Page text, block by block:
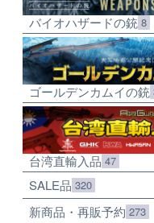
バイオハザードの銃 8
ゴールデンカムイの銃
台湾直輸入品 47
SALE品 320
新商品・再販予約 273